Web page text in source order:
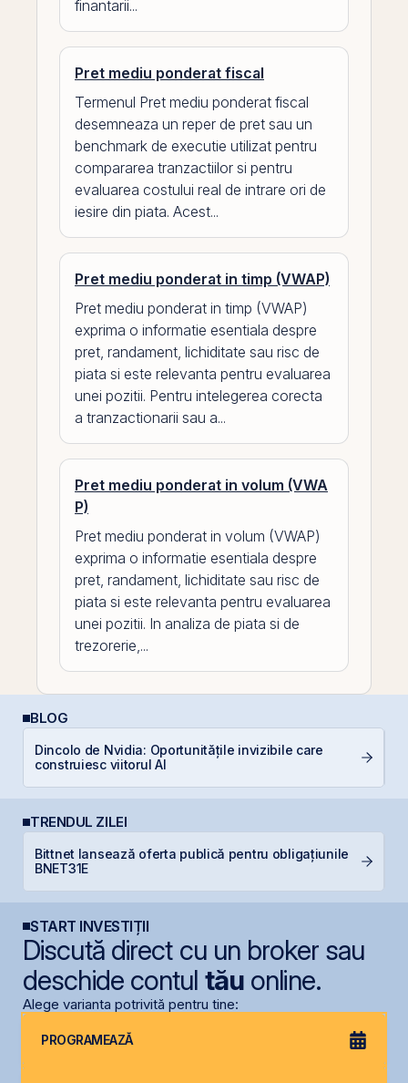
finantarii...
Pret mediu ponderat fiscal
Termenul Pret mediu ponderat fiscal
desemneaza un reper de pret sau un
benchmark de executie utilizat pentru
compararea tranzactiilor si pentru
evaluarea costului real de intrare ori de
iesire din piata. Acest...
Pret mediu ponderat in timp (VWAP)
Pret mediu ponderat in timp (VWAP)
exprima o informatie esentiala despre
pret, randament, lichiditate sau risc de
piata si este relevanta pentru evaluarea
unei pozitii. Pentru intelegerea corecta
a tranzactionarii sau a...
Pret mediu ponderat in volum (VWA
P)
Pret mediu ponderat in volum (VWAP)
exprima o informatie esentiala despre
pret, randament, lichiditate sau risc de
piata si este relevanta pentru evaluarea
unei pozitii. In analiza de piata si de
trezorerie,...
BLOG
Dincolo de Nvidia: Oportunitățile invizibile care
construiesc viitorul AI
TRENDUL ZILEI
Bittnet lansează oferta publică pentru obligațiunile
BNET31E
START INVESTIȚII
Discută direct cu un broker sau
deschide contul tăuonline.
Alege varianta potrivită pentru tine:
PROGRAMEAZĂ